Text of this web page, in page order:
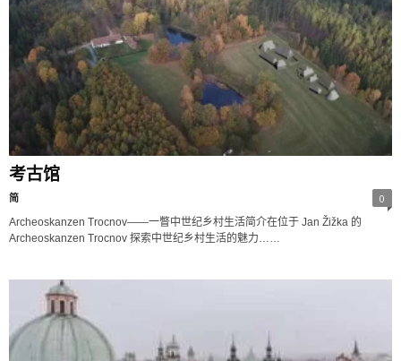
考古馆
简 0
Archeoskanzen Trocnov——一瞥中世纪乡村生活简介在位于 Jan Žižka 的
Archeoskanzen Trocnov 探索中世纪乡村生活的魅力……